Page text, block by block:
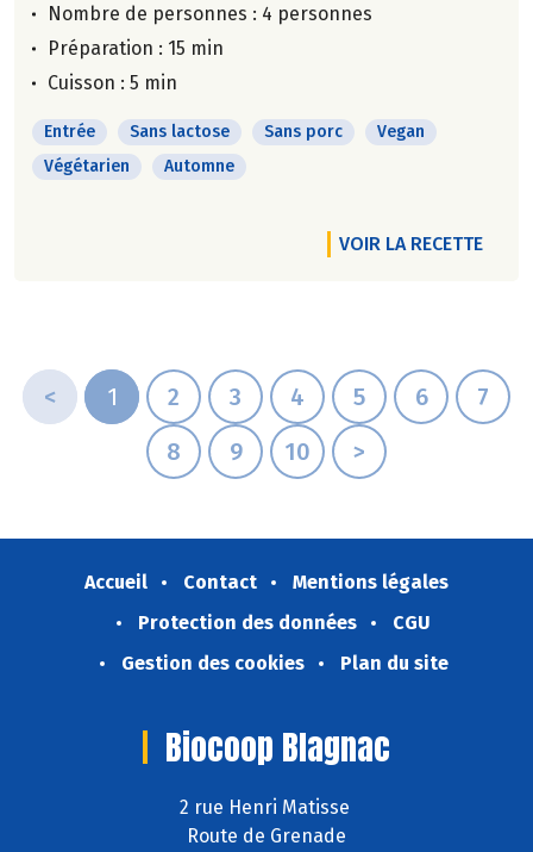
Nombre de personnes : 4 personnes
Préparation : 15 min
Cuisson : 5 min
Entrée Sans lactose Sans porc
Vegan
Végétarien
Automne
VOIR LA RECETTE
< 1 2 3 4 5 6
7
8
9 10 >
Accueil Contact
Mentions légales
Protection des données
CGU
Gestion des cookies
Plan du site
Biocoop Blagnac
2 rue Henri Matisse
Route de Grenade